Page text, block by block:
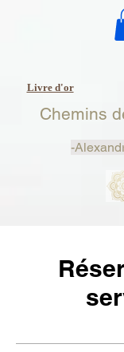
Chemins
-
Livre d'or